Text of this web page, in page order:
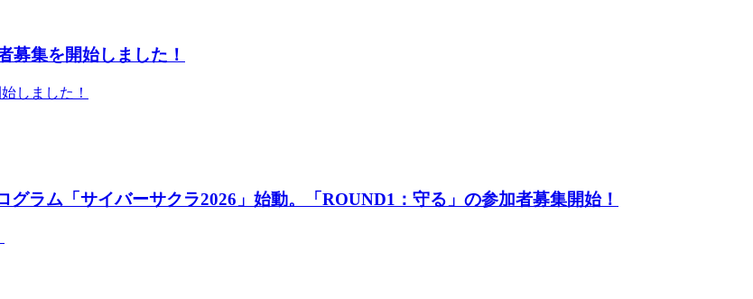
募集を開始しました！
しました！
ラム「サイバーサクラ2026」始動。「ROUND1：守る」の参加者募集開始！